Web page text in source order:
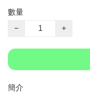
數量
−
+
簡介